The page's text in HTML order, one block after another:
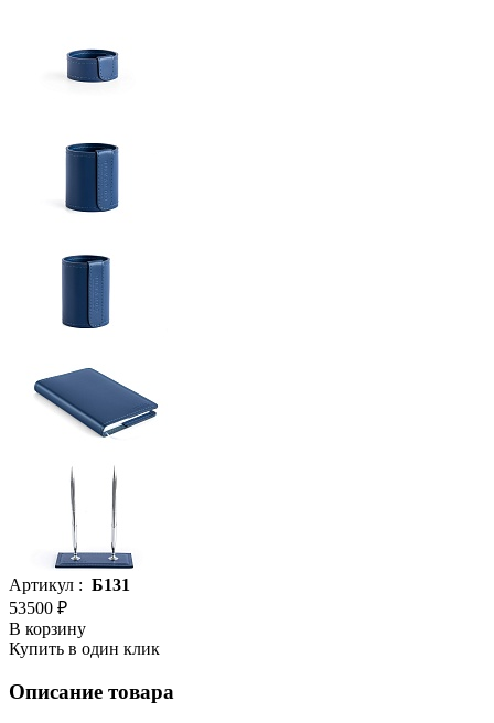
Артикул : Б131
53500 ₽
В корзину
Купить в один клик
Описание товара